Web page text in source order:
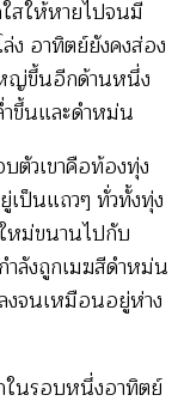
สให้หายไปจนมี
ง อาทิตย์ยังคงส่อง
หญ่ขึ้นอีกด้านหนึ่ง
ขึ้นและดำหม่น
วเขาคือท้องทุ่ง
ป็นแถวๆ ทั่วทั้งทุ่ง
หม่ขนานไปกับ
ลังถูกเมฆสีดำหม่น
งจนเหมือนอยู่ห่าง
ในรอบหนึ่งอาทิตย์